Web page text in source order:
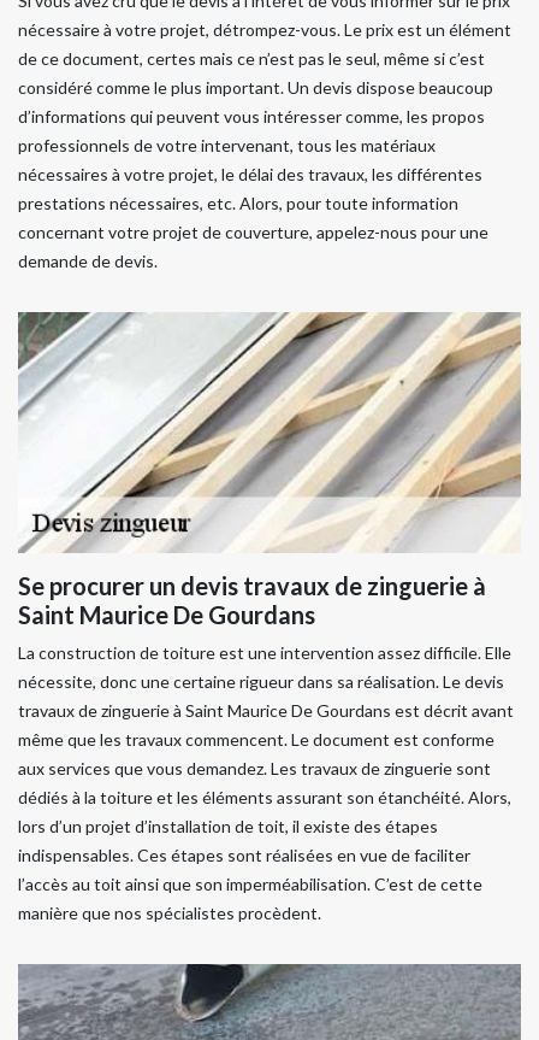
nécessaire à votre projet, détrompez-vous. Le prix est un élément
de ce document, certes mais ce n’est pas le seul, même si c’est
considéré comme le plus important. Un devis dispose beaucoup
d’informations qui peuvent vous intéresser comme, les propos
professionnels de votre intervenant, tous les matériaux
nécessaires à votre projet, le délai des travaux, les différentes
prestations nécessaires, etc. Alors, pour toute information
concernant votre projet de couverture, appelez-nous pour une
demande de devis.
Se procurer un devis travaux de zinguerie à
Saint Maurice De Gourdans
La construction de toiture est une intervention assez difficile. Elle
nécessite, donc une certaine rigueur dans sa réalisation. Le devis
travaux de zinguerie à Saint Maurice De Gourdans est décrit avant
même que les travaux commencent. Le document est conforme
aux services que vous demandez. Les travaux de zinguerie sont
dédiés à la toiture et les éléments assurant son étanchéité. Alors,
lors d’un projet d’installation de toit, il existe des étapes
indispensables. Ces étapes sont réalisées en vue de faciliter
l’accès au toit ainsi que son imperméabilisation. C’est de cette
manière que nos spécialistes procèdent.